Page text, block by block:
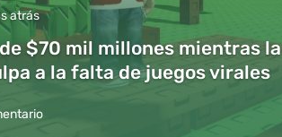
atrás
$70 mil millones mientras la
a la falta de juegos virales